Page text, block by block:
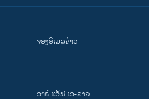
ຈອງອີເມລຂ່າວ
ອາຣ໌ ແອັຟ ເອ-ລາວ